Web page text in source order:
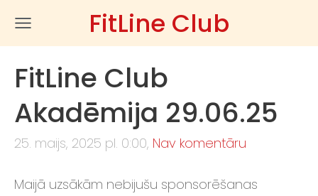
FitLine Club
FitLine Club
Akadēmija 29.06.25
25. maijs, 2025 pl. 0:00, Nav komentāru
Maijā uzsākām nebijušu sponsorēšanas